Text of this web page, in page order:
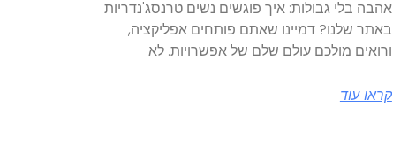
אהבה בלי גבולות: איך פוגשים נשים טרנסג'נדריות
באתר שלנו? דמיינו שאתם פותחים אפליקציה,
ורואים מולכם עולם שלם של אפשרויות. לא
קראו עוד